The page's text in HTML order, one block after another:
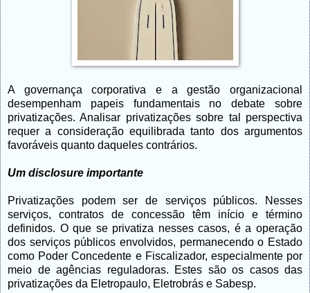
A governança corporativa e a gestão organizacional
desempenham papeis fundamentais no debate sobre
privatizações. Analisar privatizações sobre tal perspectiva
requer a consideração equilibrada tanto dos argumentos
favoráveis quanto daqueles contrários.
Um disclosure importante
Privatizações podem ser de serviços públicos. Nesses
serviços, contratos de concessão têm início e término
definidos. O que se privatiza nesses casos, é a operação
dos serviços públicos envolvidos, permanecendo o Estado
como Poder Concedente e Fiscalizador, especialmente por
meio de agências reguladoras. Estes são os casos das
privatizações da Eletropaulo, Eletrobrás e Sabesp.